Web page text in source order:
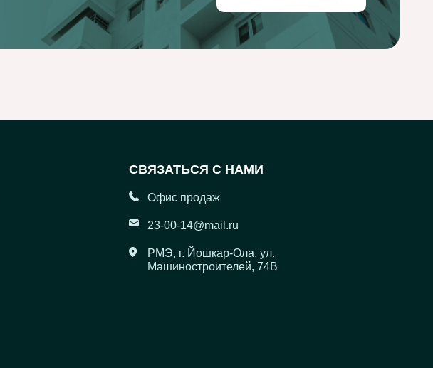
СВЯЗАТЬСЯ С НАМИ
Офис продаж
23-00-14@mail.ru
РМЭ, г. Йошкар-Ола, ул.
Машиностроителей, 74В